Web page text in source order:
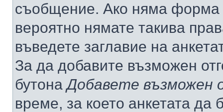
съобщение. Ако няма форма
вероятно нямате такива
въведете заглавие на
За да добавите възможен
бутонаДобавете възможен
време, за което анкетата да